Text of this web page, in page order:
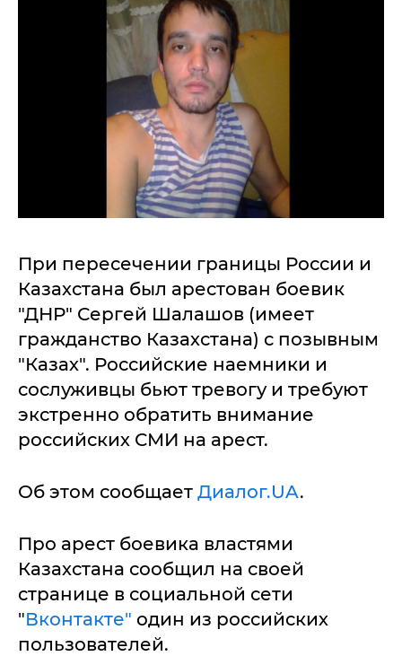
При пересечении границы России и
Казахстана был арестован боевик
"ДНР" Сергей Шалашов (имеет
гражданство Казахстана) с позывным
"Казах". Российские наемники и
сослуживцы бьют тревогу и требуют
экстренно обратить внимание
российских СМИ на арест.
Об этом сообщает Диалог.UA.
Про арест боевика властями
Казахстана сообщил на своей
странице в социальной сети
"Вконтакте" один из российских
пользователей.